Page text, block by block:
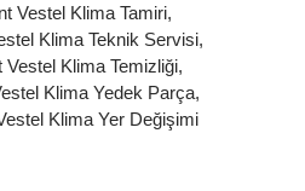
Vestel Klima Tamiri,
Klima Teknik Servisi,
Vestel Klima Temizliği,
Klima Yedek Parça,
Klima Yer Değişimi